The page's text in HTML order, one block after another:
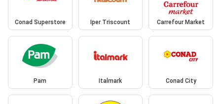
Conad Superstore Iper Triscount Carrefour Market
Pam Italmark Conad City